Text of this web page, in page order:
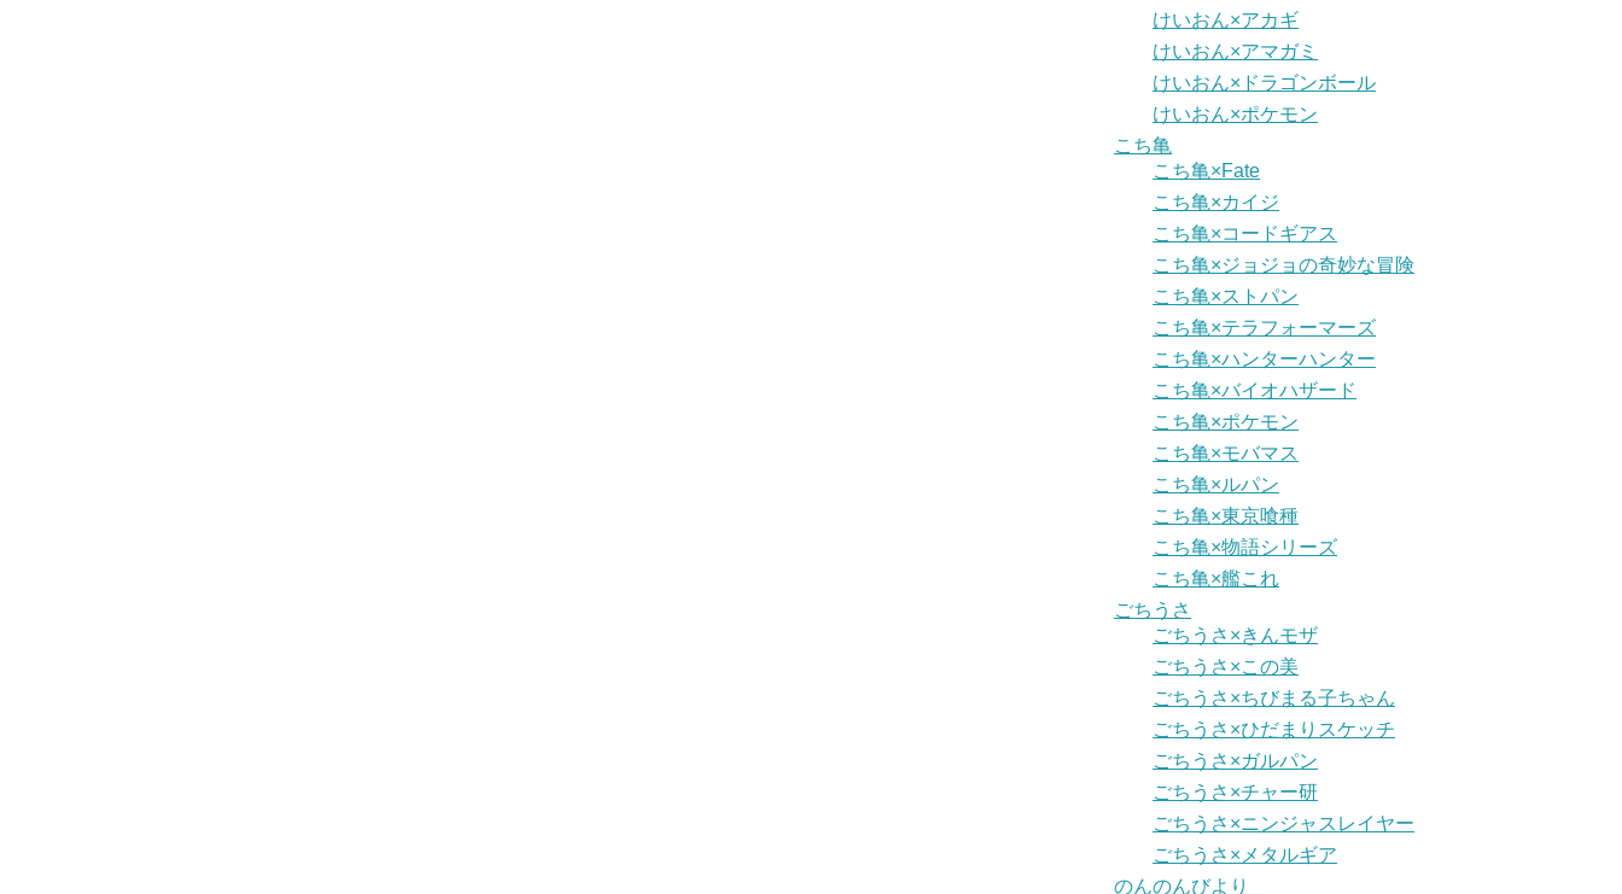
けいおん×アカギ
けいおん×アマガミ
けいおん×ドラゴンボール
けいおん×ポケモン
こち亀
こち亀×Fate
こち亀×カイジ
こち亀×コードギアス
こち亀×ジョジョの奇妙な冒険
こち亀×ストパン
こち亀×テラフォーマーズ
こち亀×ハンターハンター
こち亀×バイオハザード
こち亀×ポケモン
こち亀×モバマス
こち亀×ルパン
こち亀×東京喰種
こち亀×物語シリーズ
こち亀×艦これ
ごちうさ
ごちうさ×きんモザ
ごちうさ×この美
ごちうさ×ちびまる子ちゃん
ごちうさ×ひだまりスケッチ
ごちうさ×ガルパン
ごちうさ×チャー研
ごちうさ×ニンジャスレイヤー
ごちうさ×メタルギア
のんのんびより